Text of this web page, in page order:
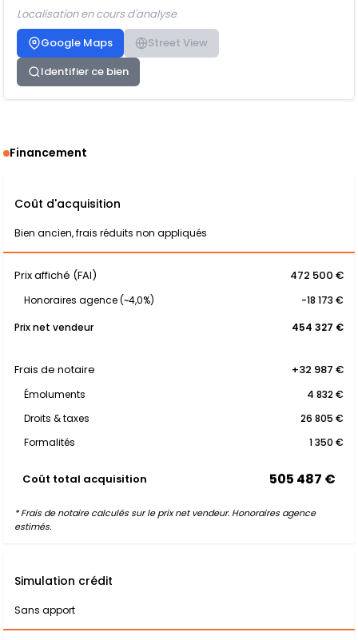
Localisation en cours d'analyse
Google Maps
Street View
Identifier ce bien
Financement
Coût d'acquisition
Bien ancien, frais réduits non appliqués
Prix affiché (FAI) 472 500 €
Honoraires agence (~4,0%)
-18 173 €
Prix net vendeur
454 327 €
Frais de notaire +32 987 €
Émoluments
4 832 €
Droits & taxes
26 805 €
Formalités
1 350 €
Coût total acquisition 505 487 €
* Frais de notaire calculés sur le prix net vendeur. Honoraires agence
estimés.
Simulation crédit
Sans apport